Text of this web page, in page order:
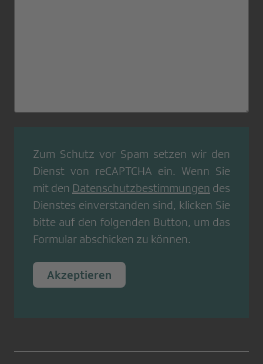
Zum Schutz vor Spam setzen wir den
Dienst von reCAPTCHA ein. Wenn Sie
mit den Datenschutzbestimmungen des
Dienstes einverstanden sind, klicken Sie
bitte auf den folgenden Button, um das
Formular abschicken zu können.
Akzeptieren